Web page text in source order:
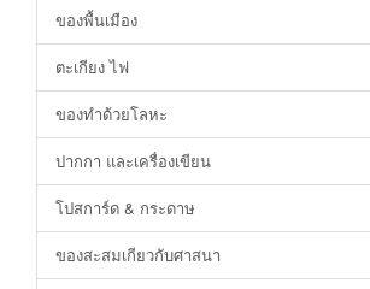
ของพื้นเมือง
ตะเกียง ไฟ
ของทำด้วยโลหะ
ปากกา และเครื่องเขียน
โปสการ์ด & กระดาษ
ของสะสมเกียวกับศาสนา